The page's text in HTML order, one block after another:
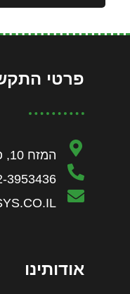
פרטי
המזח 10, פארק תעשיות עמק חפר
3953436
אודותינו